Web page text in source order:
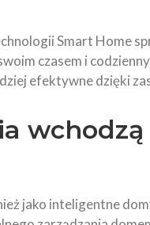
Smart Home
czasem i
efektywne dzięki
wchodzą
jako inteligentne